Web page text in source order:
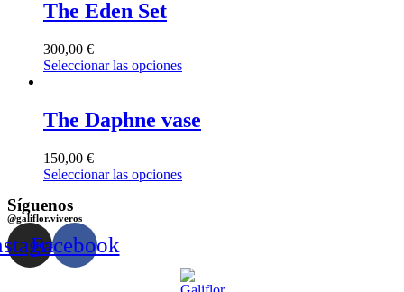
The Eden Set
300,00 €
Seleccionar las opciones
The Daphne vase
150,00 €
Seleccionar las opciones
Síguenos
@galiflor.viveros
Facebook